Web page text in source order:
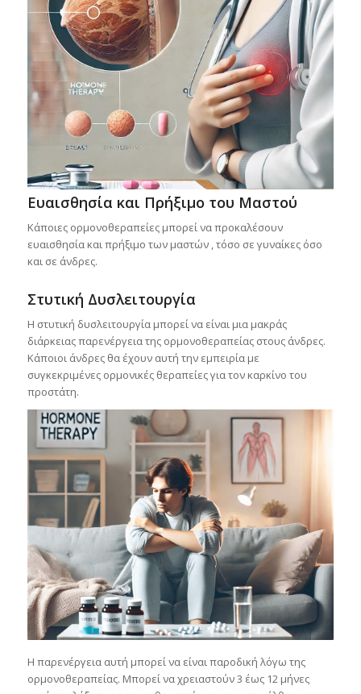
Ευαισθησία και Πρήξιμο του Μαστού
Κάποιες ορμονοθεραπείες μπορεί να προκαλέσουν
ευαισθησία και πρήξιμο των μαστών , τόσο σε γυναίκες όσο
και σε άνδρες.
Στυτική Δυσλειτουργία
Η στυτική δυσλειτουργία μπορεί να είναι μια μακράς
διάρκειας παρενέργεια της ορμονοθεραπείας στους άνδρες.
Κάποιοι άνδρες θα έχουν αυτή την εμπειρία με
συγκεκριμένες ορμονικές θεραπείες για τον καρκίνο του
προστάτη.
Η παρενέργεια αυτή μπορεί να είναι παροδική λόγω της
ορμονοθεραπείας. Μπορεί να χρειαστούν 3 έως 12 μήνες